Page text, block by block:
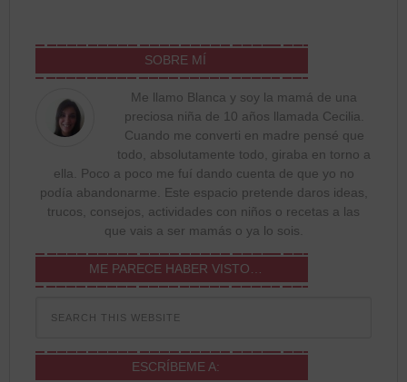
SOBRE MÍ
Me llamo Blanca y soy la mamá de una
preciosa niña de 10 años llamada Cecilia.
Cuando me converti en madre pensé que
todo, absolutamente todo, giraba en torno a
ella. Poco a poco me fuí dando cuenta de que yo no
podía abandonarme. Este espacio pretende daros ideas,
trucos, consejos, actividades con niños o recetas a las
que vais a ser mamás o ya lo sois.
ME PARECE HABER VISTO…
ESCRÍBEME A: